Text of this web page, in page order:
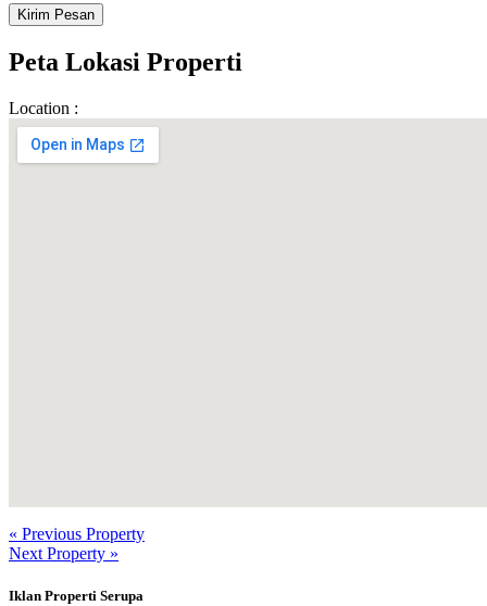
Peta Lokasi Properti
Location :
« Previous Property
Next Property »
Iklan Properti Serupa